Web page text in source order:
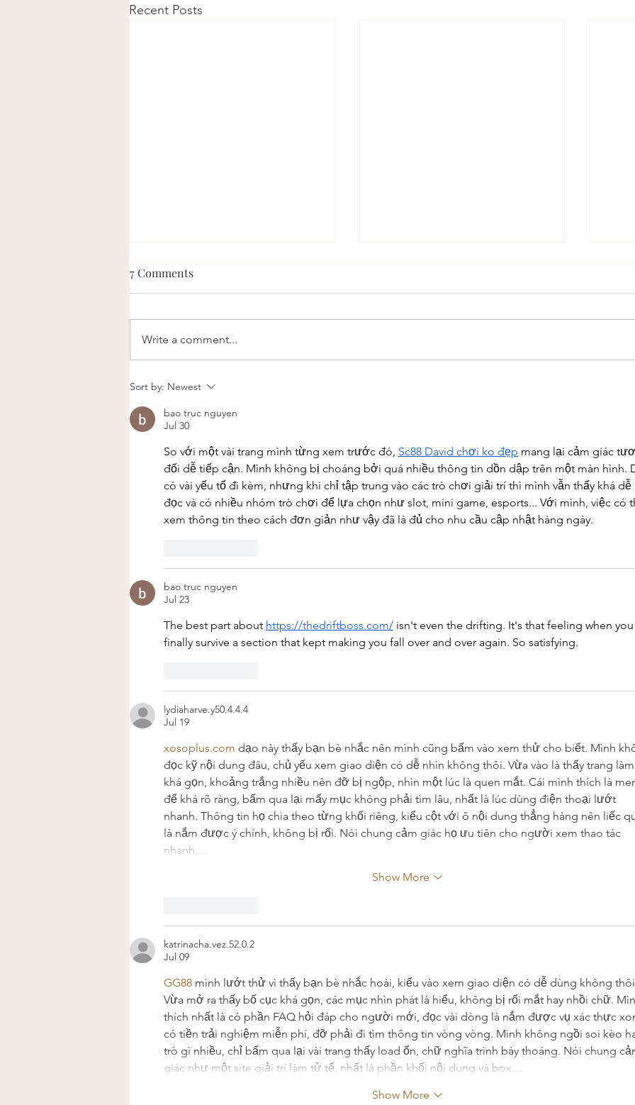
Recent Posts
Medicinal Mushroom Series:
umbellatus)
7 Comments
Write a comment...
Sort by: Newest
bao truc nguyen
Jul 30
So với một vài trang mình từng xem trước đó, Sc88 David chơi ko đẹp mang lại cảm giác
đối dễ tiếp cận. Mình không bị choáng bởi quá nhiều thông tin dồn dập trên một màn hình.
có vài yếu tố đi kèm, nhưng khi chỉ tập trung vào các trò chơi giải trí thì mình vẫn thấy khá dễ
đọc và có nhiều nhóm trò chơi để lựa chọn như slot, mini game, esports... Với mình, việc có
xem thông tin theo cách đơn giản như vậy đã là đủ cho nhu cầu cập nhật hàng ngày.
bao truc nguyen
Jul 23
The best part about https://thedriftboss.com/ isn't even the drifting. It's that feeling when you
finally survive a section that kept making you fall over and over again. So satisfying.
lydiaharve.y50.4.4.4
Jul 19
xosoplus.com dạo này thấy bạn bè nhắc nên mình cũng bấm vào xem thử cho biết. Mình
đọc kỹ nội dung đâu, chủ yếu xem giao diện có dễ nhìn không thôi. Vừa vào là thấy trang làm
khá gọn, khoảng trắng nhiều nên đỡ bị ngộp, nhìn một lúc là quen mắt. Cái mình thích là
để khá rõ ràng, bấm qua lại mấy mục không phải tìm lâu, nhất là lúc dùng điện thoại lướt
nhanh. Thông tin họ chia theo từng khối riêng, kiểu cột với ô nội dung thẳng hàng nên liếc
là nắm được ý chính, không bị rối. Nói chung cảm giác họ ưu tiên cho người xem thao tác
nhanh,…
Show More
katrinacha.vez.52.0.2
Jul 09
GG88 mình lướt thử vì thấy bạn bè nhắc hoài, kiểu vào xem giao diện có dễ dùng không
Vừa mở ra thấy bố cục khá gọn, các mục nhìn phát là hiểu, không bị rối mắt hay nhồi chữ.
thích nhất là có phần FAQ hỏi đáp cho người mới, đọc vài dòng là nắm được vụ xác thực
có tiền trải nghiệm miễn phí, đỡ phải đi tìm thông tin vòng vòng. Mình không ngồi soi kèo
trò gì nhiều, chỉ bấm qua lại vài trang thấy load ổn, chữ nghĩa trình bày thoáng. Nói chung
giác như một site giải trí làm tử tế, nhất là phần khối nội dung và box…
Show More